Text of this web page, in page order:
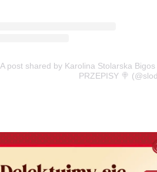
A post shared by Karolina Stolarska
PRZEPISY 🍭